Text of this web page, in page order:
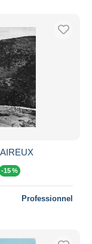
-15 %
Professionnel